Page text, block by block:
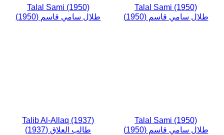
Talal Sami (1950)
طلال سامي قاسم (1950)
Talal Sami (1950)
طلال سامي قاسم (1950)
Talal Sami (1950)
طلال سامي قاسم (1950)
Talib Al-Allaq (1937)
طالب العلاق (1937)